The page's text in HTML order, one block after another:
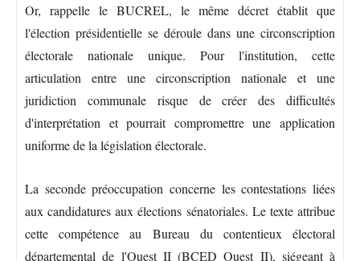
Or, rappelle le BUCREL, le même décret établit que
l'élection présidentielle se déroule dans une circonscription
électorale nationale unique. Pour l'institution, cette
articulation entre une circonscription nationale et une
juridiction communale risque de créer des difficultés
d'interprétation et pourrait compromettre une application
uniforme de la législation électorale.
La seconde préoccupation concerne les contestations liées
aux candidatures aux élections sénatoriales. Le texte attribue
cette compétence au Bureau du contentieux électoral
départemental de l'Ouest II (BCED Ouest II), siégeant à